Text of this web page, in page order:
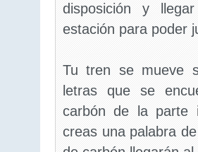
disposición y
estación para poder
Tu tren se mueve
letras que se
carbón de la parte
creas una palabra